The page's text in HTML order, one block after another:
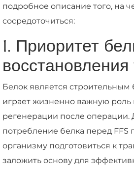
подробное описание того, на
сосредоточиться:
1. Приоритет
восстановления
Белок является строительным
играет жизненно важную роль
регенерации после операции.
потребление белка перед
организму подготовиться к
заложить основу для